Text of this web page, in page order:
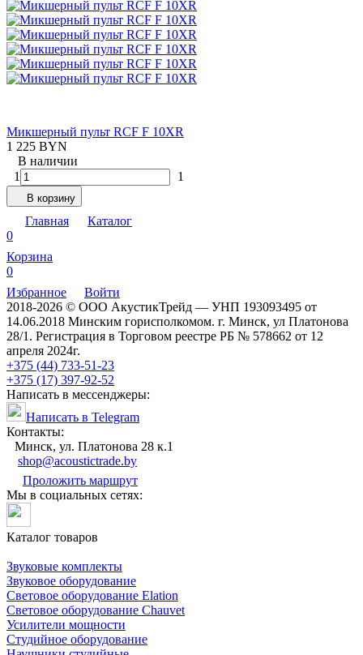
Микшерный пульт RCF F 10XR
1 225 BYN
В наличии
1
1
В корзину
Главная
Каталог
0
Корзина
0
Избранное
Войти
2018-2026 © ООО АкустикТрейд — УНП 193093495 от
14.06.2018 Минским горисполкомом. г. Минск, ул Платонова
28/1. Регистрация в Торговом реестре РБ № 578662 от 12
апреля 2024г.
+375 (44) 733-51-23
+375 (17) 397-92-52
Написать в мессенджеры:
Написать в Telegram
Контакты:
Минск, ул. Платонова 28 к.1
shop@acoustictrade.by
Проложить маршрут
Мы в социальных сетях:
Каталог товаров
Звуковые комплекты
Звуковое оборудование
Световое оборудование Elation
Cветовое оборудование Chauvet
Усилители мощности
Студийное оборудование